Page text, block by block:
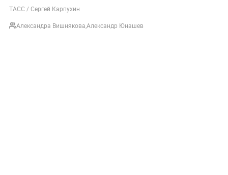
ТАСС / Сергей Карпухин
Александра Вишнякова,Александр Юнашев